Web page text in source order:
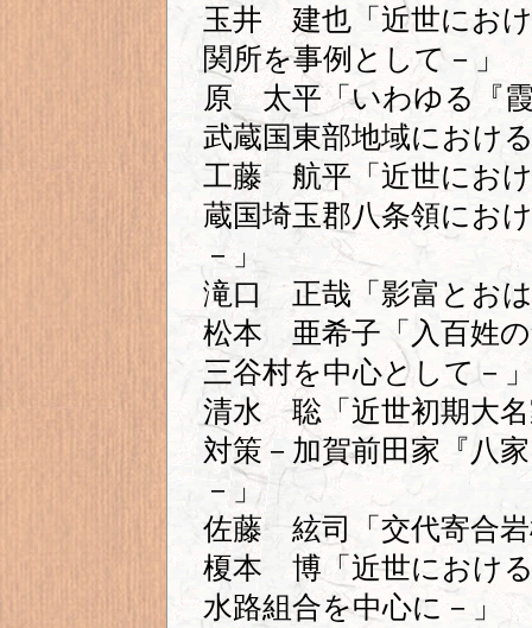
玉井 建也「近世にお
関所を事例として－」
原 太平「いわゆる『
武蔵国東部地域におけ
工藤 航平「近世にお
蔵国埼玉郡八条領にお
－」
滝口 正哉「影富とお
松本 亜希子「入百姓の
三谷村を中心として－
清水 聡「近世初期大
対策－加賀前田家『八
－」
佐藤 絃司「交代寄合
榎本 博「近世におけ
水路組合を中心に－」